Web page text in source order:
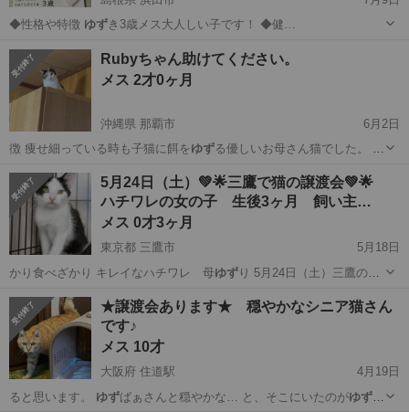
◆性格や特徴 ゆず き3歳メス大人しい子です！ ◆健…
島根 浜田市 キャリーバック
Rubyちゃん助けてください。
メス 2才0ヶ月
沖縄県 那覇市
6月2日
徴 痩せ細っている時も子猫に餌をゆずる優しいお母さん猫でした。 捨
沖縄 那覇市 猫 美人
5月24日（土）💚🌟三鷹で猫の譲渡会💚🌟
ハチワレの女の子 生後3ヶ月 飼い主…
メス 0才3ヶ月
東京都 三鷹市
5月18日
かり食べざかり キレイなハチワレ 母ゆずり 5月24日（土）三鷹の譲
東京 三鷹市 猫 ハチワレ
★譲渡会あります★ 穏やかなシニア猫さん
です♪
メス 10才
大阪府 住道駅
4月19日
ると思います。 ゆずばぁさんと穏やかな… と、そこにいたのがゆずば